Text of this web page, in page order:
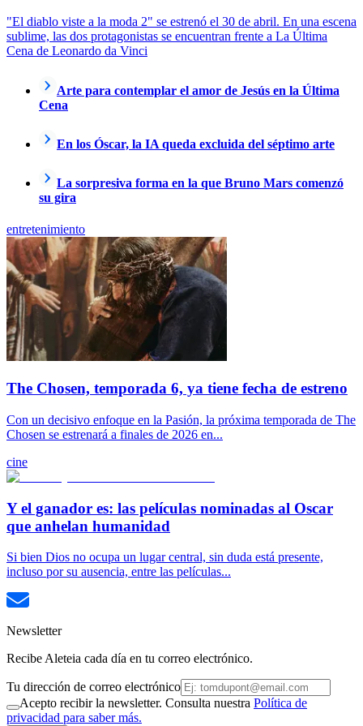
"El diablo viste a la moda 2" se estrenó el 30 de abril. En una escena
sublime, las dos protagonistas se encuentran frente a La Última
Cena de Leonardo da Vinci
Arte para contemplar el amor de Jesús en la Última
Cena
En los Óscar, la IA queda excluida del séptimo arte
La sorpresiva forma en la que Bruno Mars comenzó
su gira
entretenimiento
The Chosen, temporada 6, ya tiene fecha de estreno
Con un decisivo enfoque en la Pasión, la próxima temporada de The
Chosen se estrenará a finales de 2026 en...
cine
Y el ganador es: las películas nominadas al Oscar
que anhelan humanidad
Si bien Dios no ocupa un lugar central, sin duda está presente,
incluso por su ausencia, entre las películas...
Newsletter
Recibe Aleteia cada día en tu correo electrónico.
Tu dirección de correo electrónico
Acepto recibir la newsletter. Consulta nuestra Política de
privacidad para saber más.